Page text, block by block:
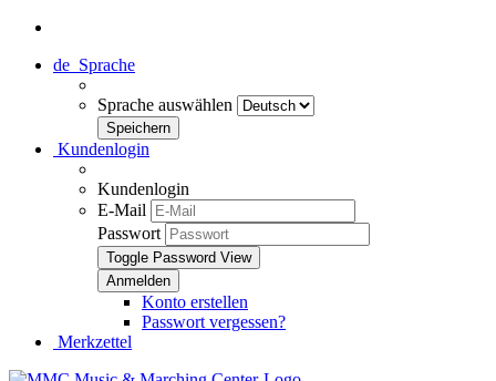
de Sprache
Sprache auswählen
Kundenlogin
Kundenlogin
E-Mail
Passwort
Toggle Password View
Konto erstellen
Passwort vergessen?
Merkzettel